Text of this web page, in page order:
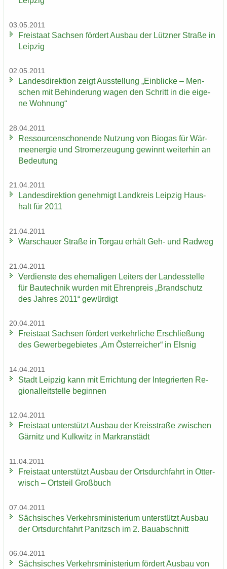
03.05.2011
Frei­staat Sach­sen för­dert Aus­bau der Lütz­ner Stra­ße in
Leip­zig
02.05.2011
Lan­des­di­rek­ti­on zeigt Aus­stel­lung „Ein­bli­cke – Men­
schen mit Be­hin­de­rung wagen den Schritt in die ei­ge­
ne Woh­nung“
28.04.2011
Res­sour­cen­scho­nen­de Nut­zung von Bio­gas für Wär­
me­en­er­gie und Strom­erzeu­gung ge­winnt wei­ter­hin an
Be­deu­tung
21.04.2011
Lan­des­di­rek­ti­on ge­neh­migt Land­kreis Leip­zig Haus­
halt für 2011
21.04.2011
War­schau­er Stra­ße in Tor­gau er­hält Geh- und Rad­weg
21.04.2011
Ver­diens­te des ehe­ma­li­gen Lei­ters der Lan­des­stel­le
für Bau­tech­nik wur­den mit Eh­ren­preis „Brand­schutz
des Jah­res 2011“ ge­wür­digt
20.04.2011
Frei­staat Sach­sen för­dert ver­kehr­li­che Er­schlie­ßung
des Ge­wer­be­ge­bie­tes „Am Ös­ter­rei­cher“ in Els­nig
14.04.2011
Stadt Leip­zig kann mit Er­rich­tung der In­te­grier­ten Re­
gio­nal­leit­stel­le be­gin­nen
12.04.2011
Frei­staat un­ter­stützt Aus­bau der Kreis­stra­ße zwi­schen
Gär­nitz und Kulk­witz in Markran­städt
11.04.2011
Frei­staat un­ter­stützt Aus­bau der Orts­durch­fahrt in Ot­ter­
wisch – Orts­teil Groß­buch
07.04.2011
Säch­si­sches Ver­kehrs­mi­nis­te­ri­um un­ter­stützt Aus­bau
der Orts­durch­fahrt Pa­nitzsch im 2. Bau­ab­schnitt
06.04.2011
Säch­si­sches Ver­kehrs­mi­nis­te­ri­um för­dert Aus­bau von